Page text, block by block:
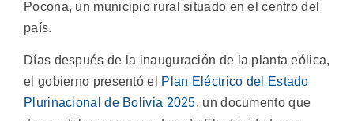
Pocona, un municipio rural situado en el centro del
país.
Días después de la inauguración de la planta eólica,
el gobierno presentó el
Plan Eléctrico del Estado
Plurinacional de Bolivia 2025, un documento que